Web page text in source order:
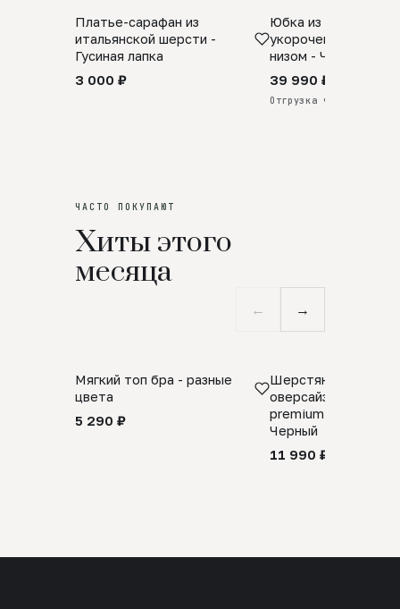
SALE
Платье-сарафан из
итальянской шерсти -
Гусиная лапка
3 000 ₽
ПРЕДЗАКАЗ
Юбка из
укороченная с
низом - Черный
39 990 ₽
Отгрузка через 25 дней
ЧАСТО ПОКУПАЮТ
Хиты этого
месяца
← →
Мягкий топ бра - разные
цвета
5 290 ₽
Шерстяной свитер
оверсайз 100%
premium merino
Черный
11 990 ₽